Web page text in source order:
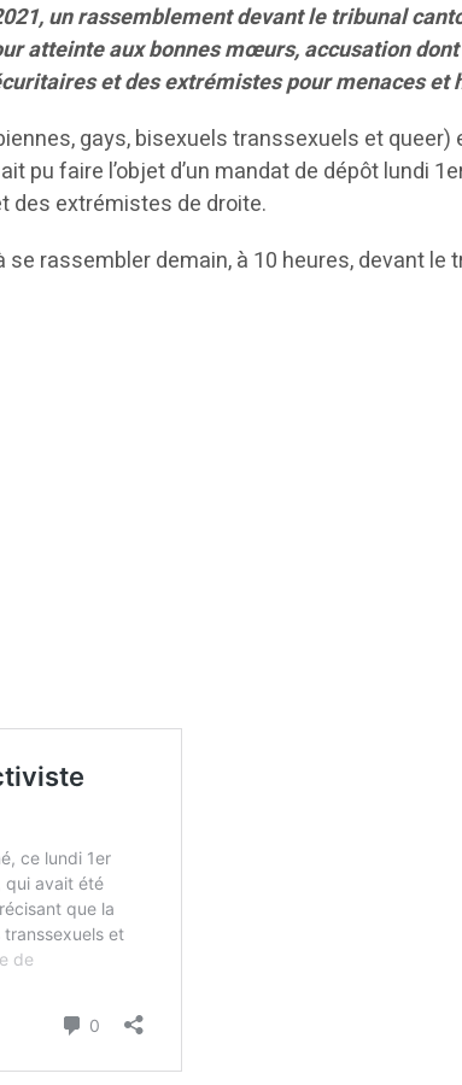
un rassemblement devant le tribunal
atteinte aux bonnes mœurs, accusation
et des extrémistes pour menaces et
gays, bisexuels transsexuels et
pu faire l’objet d’un mandat de dépôt lundi
des extrémistes de droite.
rassembler demain, à 10 heures, devant